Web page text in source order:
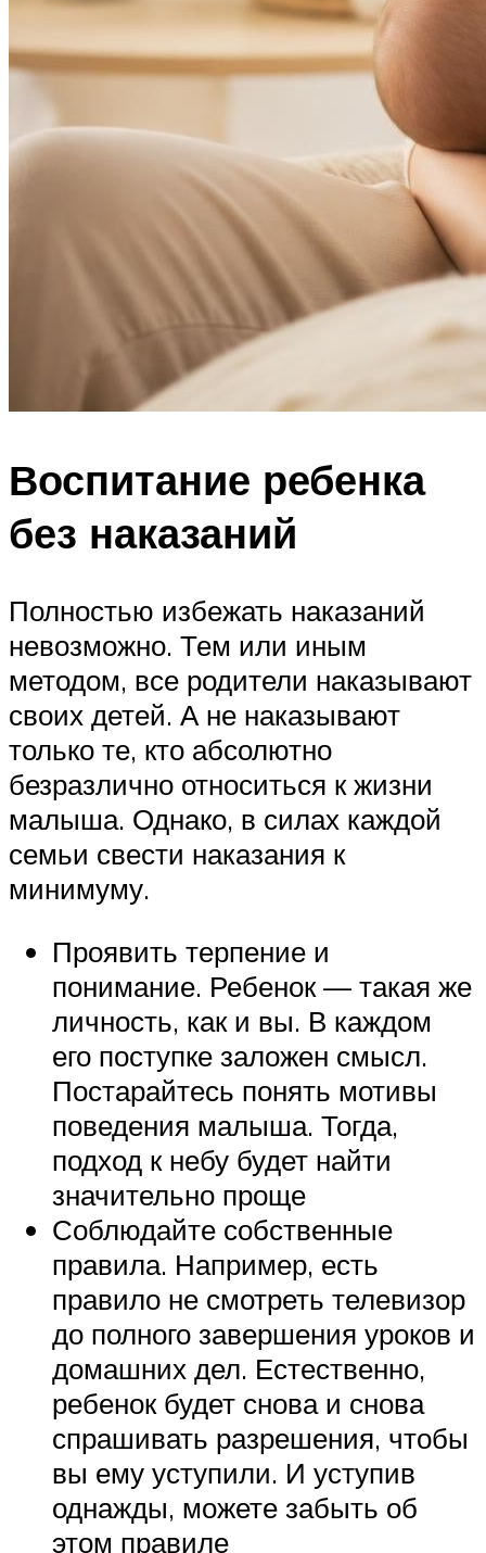
Воспитание ребенка
без наказаний
Полностью избежать наказаний
невозможно. Тем или иным
методом, все родители наказывают
своих детей. А не наказывают
только те, кто абсолютно
безразлично относиться к жизни
малыша. Однако, в силах каждой
семьи свести наказания к
минимуму.
Проявить терпение и
понимание. Ребенок — такая же
личность, как и вы. В каждом
его поступке заложен смысл.
Постарайтесь понять мотивы
поведения малыша. Тогда,
подход к небу будет найти
значительно проще
Соблюдайте собственные
правила. Например, есть
правило не смотреть телевизор
до полного завершения уроков и
домашних дел. Естественно,
ребенок будет снова и снова
спрашивать разрешения, чтобы
вы ему уступили. И уступив
однажды, можете забыть об
этом правиле